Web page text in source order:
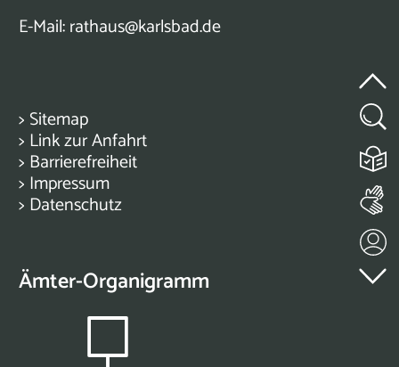
E-Mail:rathaus@karlsbad.de
> Sitemap
> Link zur Anfahrt
> Barrierefreiheit
> Impressum
> Datenschutz
Ämter-Organigramm